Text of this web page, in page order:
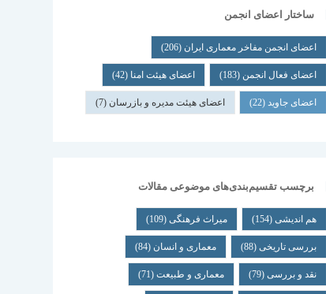
ساختار اعضای انجمن
اعضای انجمن مفاخر معماری ایران (206)
اعضای فعال انجمن (183) اعضای هیئت امنا (42)
اعضای جاوید(22) اعضای هیئت مدیره و بازرسان (7)
برچسب تقسیم‌بندی‌های موضوعی مقالات
هم اندیشی(154) میراث فرهنگی(109)
بررسی تاریخی(88) معماری و انسان (84)
نقد و بررسی(79) معماری و طبیعت(71)